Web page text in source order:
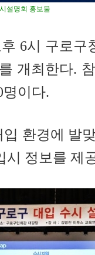
설명회 홍보물
6시 구로구
개최한다.
명이다.
환경에 발
시 정보를 제